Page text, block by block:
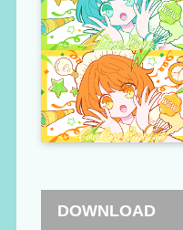
DOWNLOAD